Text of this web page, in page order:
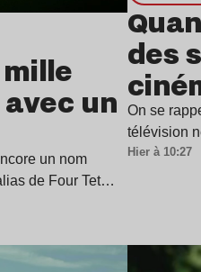
un
un nom
de Four Tet…
des
On se
télévision
Hier à 10:27